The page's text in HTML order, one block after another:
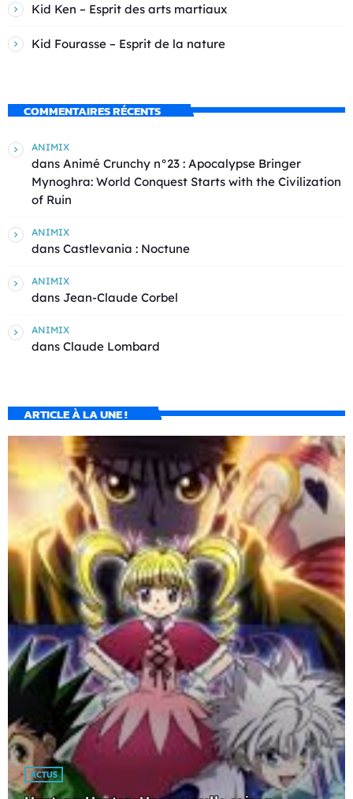
Kid Ken – Esprit des arts martiaux
Kid Fourasse – Esprit de la nature
COMMENTAIRES RÉCENTS
ANIMIX
dans Animé Crunchy n°23 : Apocalypse Bringer
Mynoghra: World Conquest Starts with the Civilization
of Ruin
ANIMIX
dans Castlevania : Noctune
ANIMIX
dans Jean-Claude Corbel
ANIMIX
dans Claude Lombard
ARTICLE À LA UNE !
ACTUS